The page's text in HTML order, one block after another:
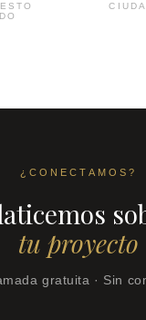
¿CONECTAMOS?
tu proyecto
gratuita · Sin